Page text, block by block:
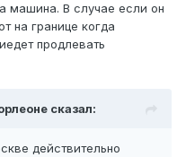
машина. В случае если он
на границе когда
продлевать
сказал:
действительно